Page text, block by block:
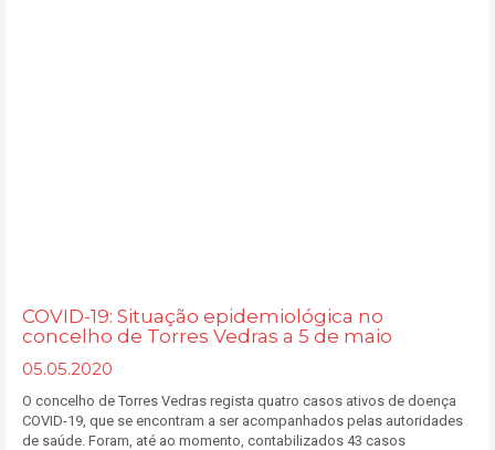
COVID-19: Situação epidemiológica no
concelho de Torres Vedras a 5 de maio
05.05.2020
O concelho de Torres Vedras regista quatro casos ativos de doença
COVID-19, que se encontram a ser acompanhados pelas autoridades
de saúde. Foram, até ao momento, contabilizados 43 casos